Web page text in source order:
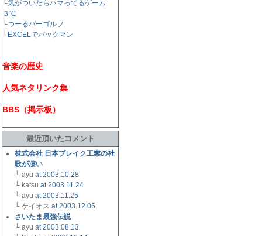
└気がついたらハマってるゲーム
３℃
└つーるバーゴルフ
└EXCELでパックマン
音楽の歴史
人気ネタリンク集
BBS（掲示板）
最近頂いたコメント
株式会社 日本ブレイク工業の社
歌が凄い
└ ayu at 2003.10.28
└ katsu at 2003.11.24
└ ayu at 2003.11.25
└ ケイオス at 2003.12.06
さいたま最強伝説
└ ayu at 2003.08.13